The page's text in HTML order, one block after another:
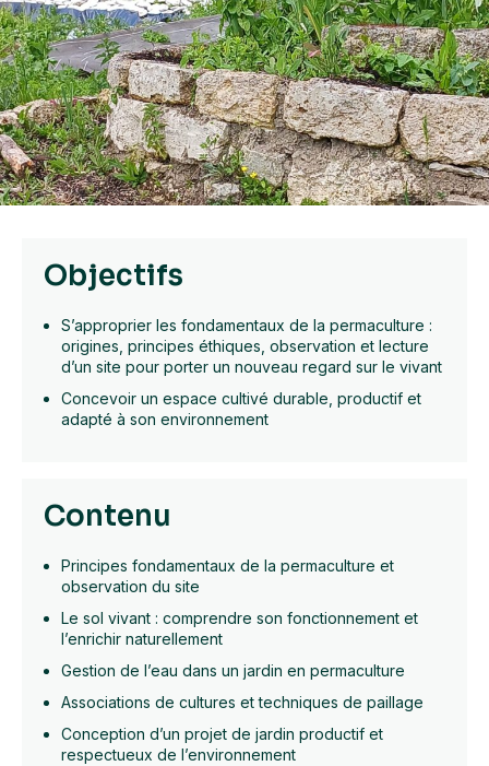
Objectifs
S’approprier les fondamentaux de la permaculture :
origines, principes éthiques, observation et lecture
d’un site pour porter un nouveau regard sur le vivant
Concevoir un espace cultivé durable, productif et
adapté à son environnement
Contenu
Principes fondamentaux de la permaculture et
observation du site
Le sol vivant : comprendre son fonctionnement et
l’enrichir naturellement
Gestion de l’eau dans un jardin en permaculture
Associations de cultures et techniques de paillage
Conception d’un projet de jardin productif et
respectueux de l’environnement